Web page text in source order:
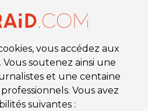
vous accédez aux
soutenez ainsi une
et une centaine
Vous avez
suivantes :